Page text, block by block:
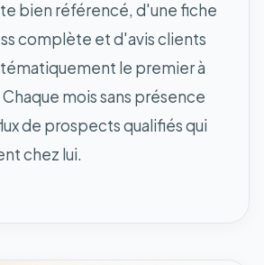
bien référencé, d'une fiche
complète et d'avis clients
le premier à
mois sans présence
de prospects qualifiés qui
chez lui.